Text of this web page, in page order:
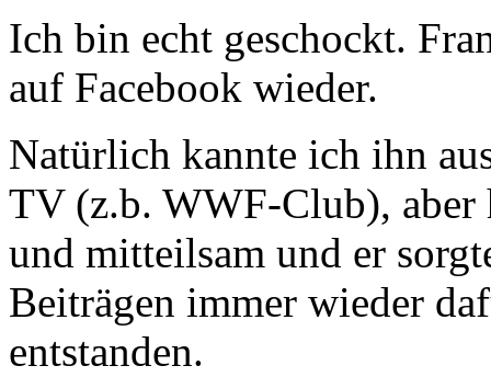
Ich bin echt geschockt.
auf Facebook wieder.
Natürlich kannte ich ihn
TV (z.b. WWF-Club), aber
und mitteilsam und er
Beiträgen immer wieder
entstanden.